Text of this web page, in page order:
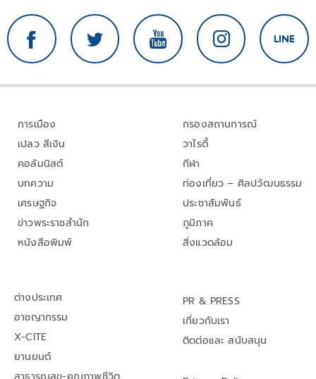
การเมือง
เปลว สีเงิน
คอลัมนิสต์
บทความ
เศรษฐกิจ
ข่าวพระราชสำนัก
หนังสือพิมพ์
กรองสถานการณ์
วาไรตี้
กีฬา
ท่องเที่ยว – ศิลปวัฒนธรรม
ประชาสัมพันธ์
ภูมิภาค
สิ่งแวดล้อม
ต่างประเทศ
อาชญากรรม
X-CITE
ยานยนต์
PR & PRESS
เกี่ยวกับเรา
ติดต่อและ สนับสนุน